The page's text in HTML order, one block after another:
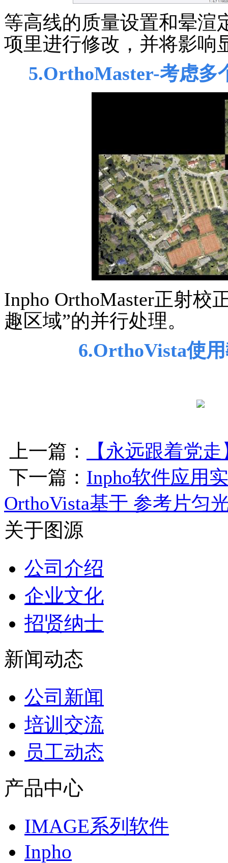
等高线的质量设置和晕渲
项里进行修改，并将影响
5.OrthoMaster-考虑多
Inpho OrthoMaster正射校
趣区域”的并行处理。
6.OrthoVista使
上一篇：
【永远跟着党
下一篇： Inpho软件应用
OrthoVista基于 参考片匀
关于图源
公司介绍
企业文化
招贤纳士
新闻动态
公司新闻
培训交流
员工动态
产品中心
IMAGE系列软件
Inpho